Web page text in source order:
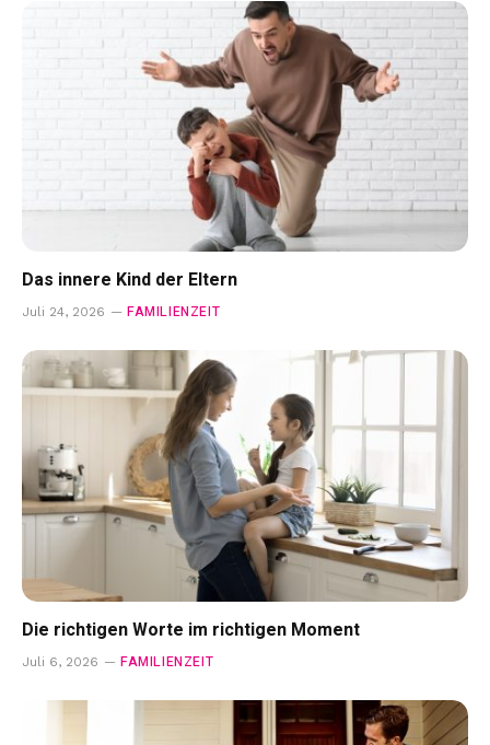
Das innere Kind der Eltern
Juli 24, 2026 FAMILIENZEIT
Die richtigen Worte im richtigen Moment
Juli 6, 2026 FAMILIENZEIT